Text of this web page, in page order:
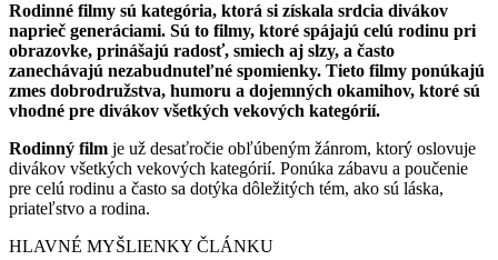
Rodinné filmy sú kategória, ktorá si získala srdcia divákov
naprieč generáciami. Sú to filmy, ktoré spájajú celú rodinu pri
obrazovke, prinášajú radosť, smiech aj slzy, a často
zanechávajú nezabudnuteľné spomienky. Tieto filmy ponúkajú
zmes dobrodružstva, humoru a dojemných okamihov, ktoré sú
vhodné pre divákov všetkých vekových kategórií.
Rodinný film je už desaťročie obľúbeným žánrom, ktorý oslovuje
divákov všetkých vekových kategórií. Ponúka zábavu a poučenie
pre celú rodinu a často sa dotýka dôležitých tém, ako sú láska,
priateľstvo a rodina.
HLAVNÉ MYŠLIENKY ČLÁNKU